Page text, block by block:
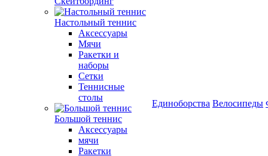
Настольный теннис
Аксессуары
Мячи
Ракетки и
наборы
Сетки
Теннисные
столы
Большой теннис
Аксессуары
мячи
Ракетки
Единоборства Велосипеды